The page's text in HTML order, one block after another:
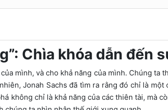
Chìa khóa dẫn đến
mình, và cho khả năng của mình. Chúng ta
Jonah Sachs đã tìm ra rằng đó chỉ là
không chỉ là khả năng của các thiên tài, mà